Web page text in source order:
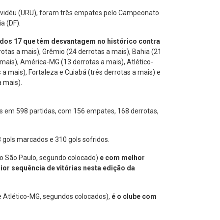
(URU), foram três empates pelo Campeonato
(DF).
17 que têm desvantagem no histórico contra
a mais), Grêmio (24 derrotas a mais), Bahia (21
América-MG (13 derrotas a mais), Atlético-
mais), Fortaleza e Cuiabá (três derrotas a mais) e
em 598 partidas, com 156 empates, 168 derrotas,
marcados e 310 gols sofridos.
São Paulo, segundo colocado) e com melhor
sequência de vitórias nesta edição da
MG, segundos colocados), é o clube com